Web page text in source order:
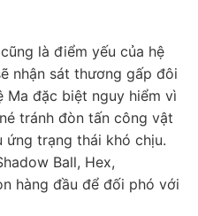
là điểm yếu của hệ
nhận sát thương gấp đôi
Ma đặc biệt nguy hiểm vì
tránh đòn tấn công vật
ứng trạng thái khó chịu.
Ball, Hex,
hàng đầu để đối phó với